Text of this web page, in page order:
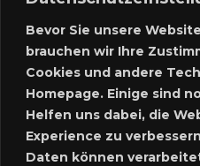
Bevor Sie unsere
brauchen wir Ihre
Cookies und andere
Homepage. Einige sind
Helfen uns dabei, die
Experience zu
Daten können
Kontakt
Anmelden
Meine Inserate
Neues Inserat schalten